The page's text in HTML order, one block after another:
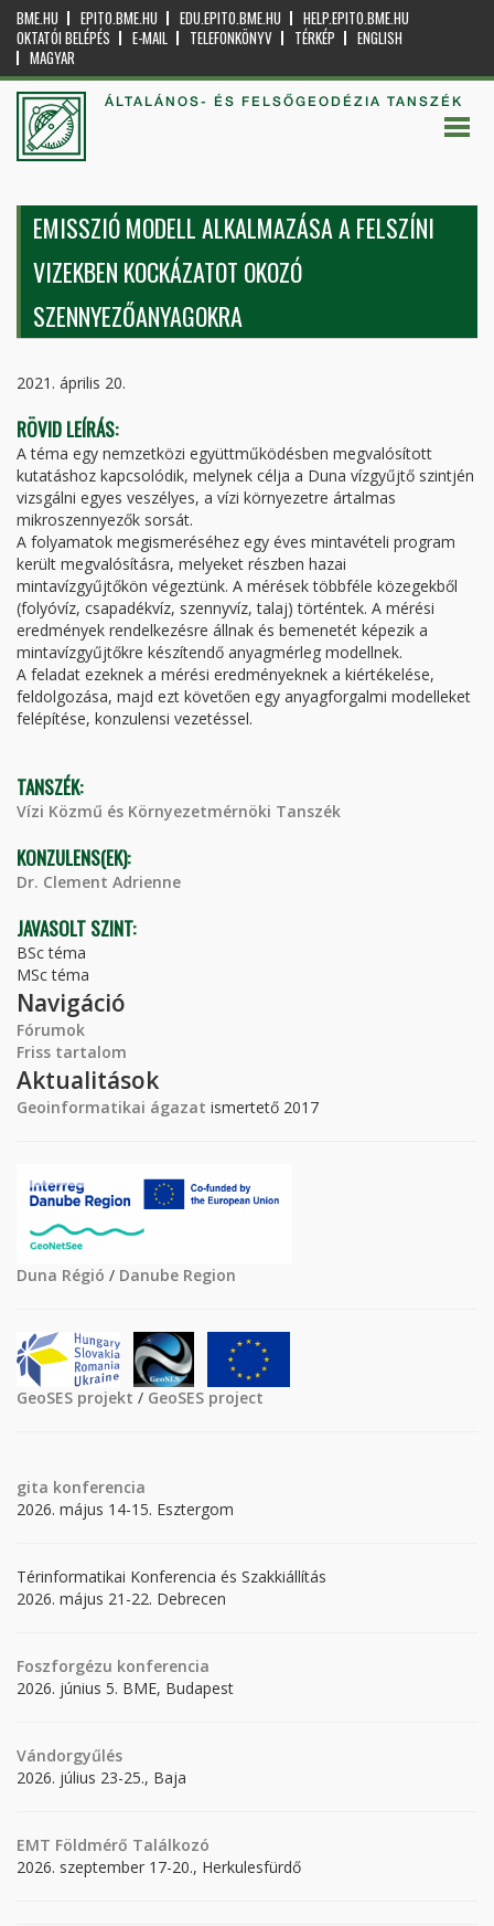
BME.HU EPITO.BME.HU EDU.EPITO.BME.HU
HELP.EPITO.BME.HU
OKTATÓI BELÉPÉS
E-MAIL TELEFONKÖNYV TÉRKÉP
ENGLISH
MAGYAR
ÁLTALÁNOS- ÉS FELSŐGEODÉZIA TANSZÉK
EMISSZIÓ MODELL ALKALMAZÁSA A FELSZÍNI
VIZEKBEN KOCKÁZATOT OKOZÓ
SZENNYEZŐANYAGOKRA
2021. április 20.
RÖVID LEÍRÁS:
A téma egy nemzetközi együttműködésben megvalósított
kutatáshoz kapcsolódik, melynek célja a Duna vízgyűjtő szintjén
vizsgálni egyes veszélyes, a vízi környezetre ártalmas
mikroszennyezők sorsát.
A folyamatok megismeréséhez egy éves mintavételi program
került megvalósításra, melyeket részben hazai
mintavízgyűjtőkön végeztünk. A mérések többféle közegekből
(folyóvíz, csapadékvíz, szennyvíz, talaj) történtek. A mérési
eredmények rendelkezésre állnak és bemenetét képezik a
mintavízgyűjtőkre készítendő anyagmérleg modellnek.
A feladat ezeknek a mérési eredményeknek a kiértékelése,
feldolgozása, majd ezt követően egy anyagforgalmi modelleket
felépítése, konzulensi vezetéssel.
TANSZÉK:
Vízi Közmű és Környezetmérnöki Tanszék
KONZULENS(EK):
Dr. Clement Adrienne
JAVASOLT SZINT:
BSc téma
MSc téma
Navigáció
Fórumok
Friss tartalom
Aktualitások
Geoinformatikai ágazat ismertető 2017
Duna Régió / Danube Region
GeoSES projekt / GeoSES project
gita konferencia
2026. május 14-15. Esztergom
Térinformatikai Konferencia és Szakkiállítás
2026. május 21-22. Debrecen
Foszforgézu konferencia
2026. június 5. BME, Budapest
Vándorgyűlés
2026. július 23-25., Baja
EMT Földmérő Találkozó
2026. szeptember 17-20., Herkulesfürdő